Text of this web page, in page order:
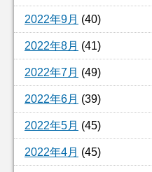
2022年9月 (40)
2022年8月 (41)
2022年7月 (49)
2022年6月 (39)
2022年5月 (45)
2022年4月 (45)